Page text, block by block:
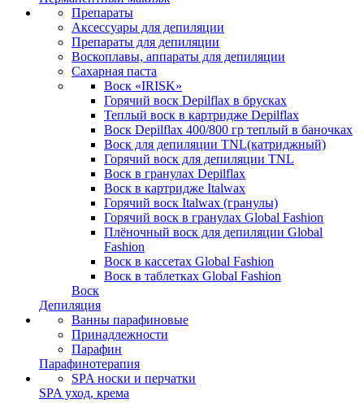
Препараты
Аксессуары для депиляции
Препараты для депиляции
Воскоплавы, аппараты для депиляции
Сахарная паста
Воск «IRISK»
Горячий воск Depilflax в брусках
Теплый воск в картридже Depilflax
Воск Depilflax 400/800 гр теплый в баночках
Воск для депиляции TNL(катриджный)
Горячий воск для депиляции TNL
Воск в гранулах Depilflax
Воск в картридже Italwax
Горячий воск Italwax (гранулы)
Горячий воск в гранулах Global Fashion
Плёночный воск для депиляции Global
Fashion
Воск в каcсетах Global Fashion
Воск в таблетках Global Fashion
Воск
Депиляция
Ванны парафиновые
Принадлежности
Парафин
Парафинотерапия
SPA носки и перчатки
SPA уход, крема